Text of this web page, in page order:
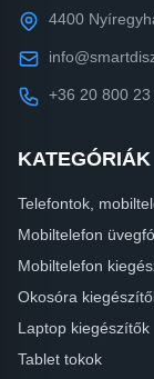
4400
+36 20 800 23
KATEGÓRIÁK
Telefontok,
Mobiltelefon
Mobiltelefon
Okosóra
Laptop kiegészítők
Tablet tokok